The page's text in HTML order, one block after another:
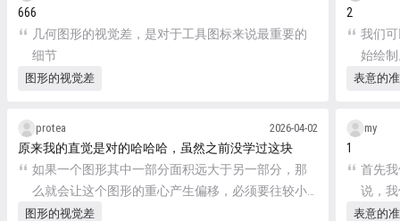
666
几何图形的视觉差，是对于工具图标来说最重要的
细节
图形的视觉差
protea 2026-04-02
原来我的直觉是对的哈哈哈，虽然之前没学过这块
如果一个图形其中一部分面积远大于另一部分，那
么就会让这个图形的重心产生偏移，必须要往较小
的部分的方向移动才能产生平衡。
图形的视觉差
2
我们
始绘
表意的
my
1
首先
说，
抽象
表意的